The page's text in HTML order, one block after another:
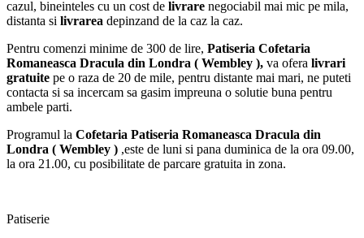
cazul, bineinteles cu un cost de livrare negociabil mai mic pe mila,
distanta si livrarea depinzand de la caz la caz.
Pentru comenzi minime de 300 de lire, Patiseria Cofetaria
Romaneasca Dracula din Londra ( Wembley ), va ofera livrari
gratuite pe o raza de 20 de mile, pentru distante mai mari, ne puteti
contacta si sa incercam sa gasim impreuna o solutie buna pentru
ambele parti.
Programul la Cofetaria Patiseria Romaneasca Dracula din
Londra ( Wembley ) ,este de luni si pana duminica de la ora 09.00,
la ora 21.00, cu posibilitate de parcare gratuita in zona.
Patiserie